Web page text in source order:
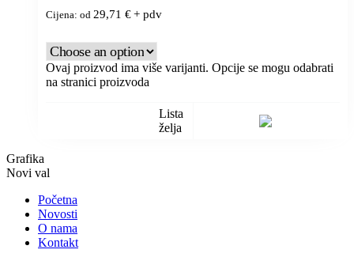
Cijena: od 29,71 €+ pdv
Ovaj proizvod ima više varijanti. Opcije se mogu odabrati
na stranici proizvoda
Lista
želja
Grafika
Novi val
Početna
Novosti
O nama
Kontakt